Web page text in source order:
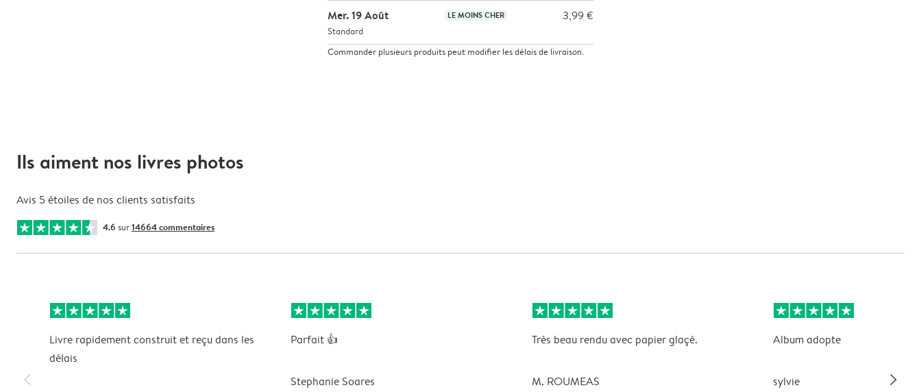
Mer. 19 Août LE MOINS CHER 3,99 €
Standard
Commander plusieurs produits peut modifier les délais de livraison.
Ils aiment nos livres photos
Avis 5 étoiles de nos clients satisfaits
4.6 sur14664 commentaires
slim_arrow_left
Livre rapidement construit et reçu dans les
délais
Parfait 👍
Stephanie Soares
Très beau rendu avec papier glaçé.
M. ROUMEAS
Album adopte
sylvie slim_arrow_right